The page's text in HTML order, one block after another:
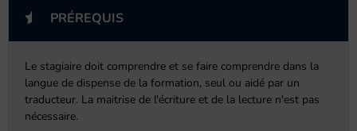
PRÉREQUIS
Le stagiaire doit comprendre et se faire comprendre dans la
langue de dispense de la formation, seul ou aidé par un
traducteur. La maitrise de l'écriture et de la lecture n'est pas
nécessaire.